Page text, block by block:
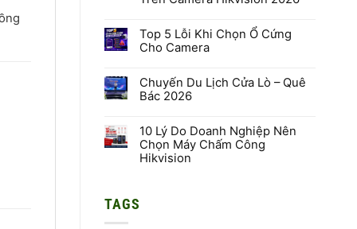
Báo
Cháy
HIKFIRE
bình
luận
ở
Là
Gì?
Công
Xử
Lý
Hình
Ảnh
Camera
Top 5 Lỗi Khi Chọn Ổ Cứng
Cho Camera
bình
luận
ở
Lỗi
Khi
Chọn
Ổ
Chuyến Du Lịch Cửa Lò – Quê
Bác 2026
bình
luận
ở
Chuyến
–
10 Lý Do Doanh Nghiệp Nên
Chọn Máy Chấm Công
Hikvision
ở
TAGS